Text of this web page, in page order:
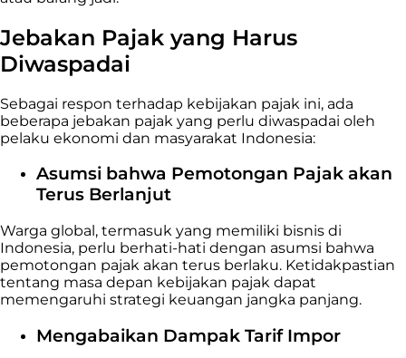
Jebakan Pajak yang Harus
Diwaspadai
Sebagai respon terhadap kebijakan pajak ini, ada
beberapa jebakan pajak yang perlu diwaspadai oleh
pelaku ekonomi dan masyarakat Indonesia:
Asumsi bahwa Pemotongan Pajak akan
Terus Berlanjut
Warga global, termasuk yang memiliki bisnis di
Indonesia, perlu berhati-hati dengan asumsi bahwa
pemotongan pajak akan terus berlaku. Ketidakpastian
tentang masa depan kebijakan pajak dapat
memengaruhi strategi keuangan jangka panjang.
Mengabaikan Dampak Tarif Impor